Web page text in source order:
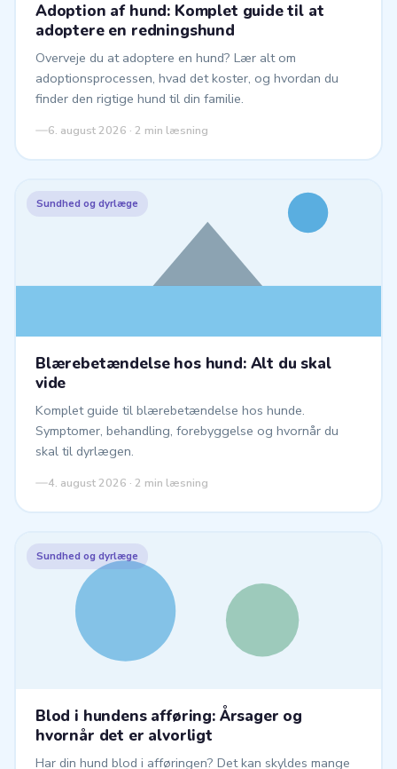
Adoption af hund: Komplet guide til at
adoptere en redningshund
Overveje du at adoptere en hund? Lær alt om
adoptionsprocessen, hvad det koster, og hvordan du
finder den rigtige hund til din familie.
6. august 2026 · 2 min læsning
Sundhed og dyrlæge
Blærebetændelse hos hund: Alt du skal
vide
Komplet guide til blærebetændelse hos hunde.
Symptomer, behandling, forebyggelse og hvornår du
skal til dyrlægen.
4. august 2026 · 2 min læsning
Sundhed og dyrlæge
Blod i hundens afføring: Årsager og
hvornår det er alvorligt
Har din hund blod i afføringen? Det kan skyldes mange